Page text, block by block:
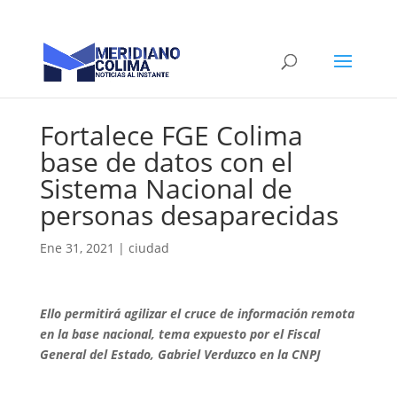
Fortalece FGE Colima
base de datos con el
Sistema Nacional de
personas desaparecidas
Ene 31, 2021 | ciudad
Ello permitirá agilizar el cruce de información remota
en la base nacional, tema expuesto por el Fiscal
General del Estado, Gabriel Verduzco en la CNPJ